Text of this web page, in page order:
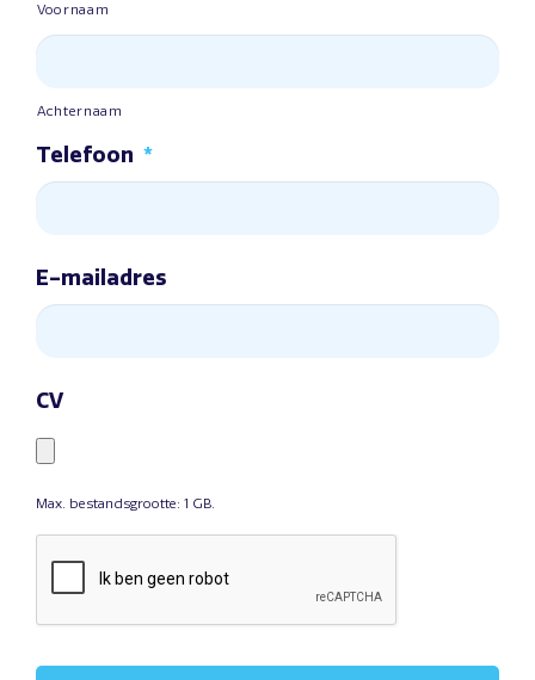
Voornaam
Achternaam
Telefoon *
E-mailadres
CV
Max. bestandsgrootte: 1 GB.